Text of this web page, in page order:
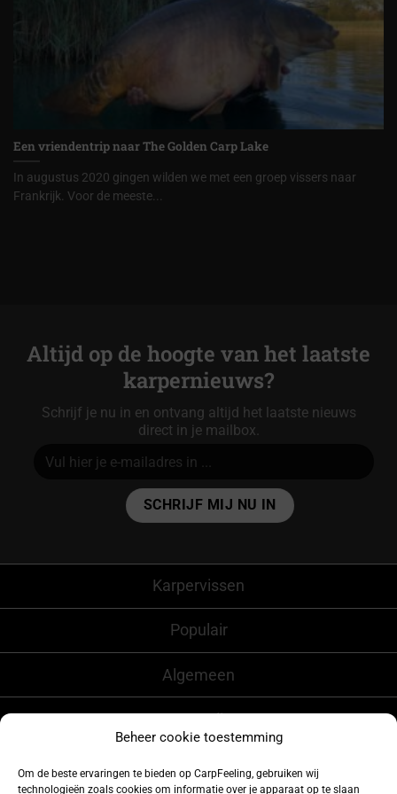
Beheer cookie toestemming
Om de beste ervaringen te bieden op CarpFeeling, gebruiken wij
technologieën zoals cookies om informatie over je apparaat op te slaan
Een vriendentrip naar The Golden Carp Lake
In augustus 2020 gingen wilden we met een groep vissers naar
Frankrijk. Voor de meeste...
Altijd op de hoogte van het laatste
karpernieuws?
Schrijf je nu in en ontvang altijd het laatste nieuws
direct in je mailbox.
Karpervissen
Populair
Algemeen
CarpFeeling